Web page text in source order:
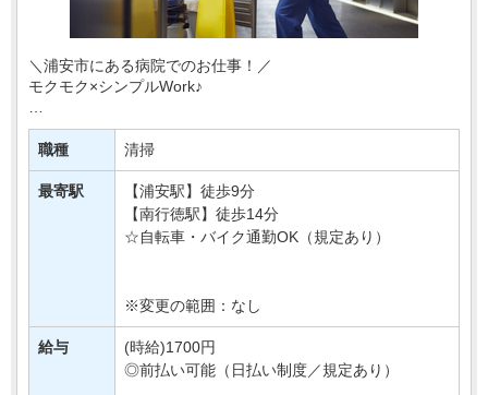
＼浦安市にある病院でのお仕事！／
モクモク×シンプルWork♪
あなたには、
クロスやモップを使用して
病院内のお掃除をおまかせします！
☆難しい知識はいりません！
丁寧な研修制度が整っているので
職種 清掃
最寄駅
【浦安駅】徒歩9分
【南行徳駅】徒歩14分
☆自転車・バイク通勤OK（規定あり）
※変更の範囲：なし
給与
(時給)1700円
◎前払い可能（日払い制度／規定あり）